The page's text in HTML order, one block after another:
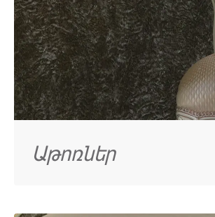
Աթոռներ